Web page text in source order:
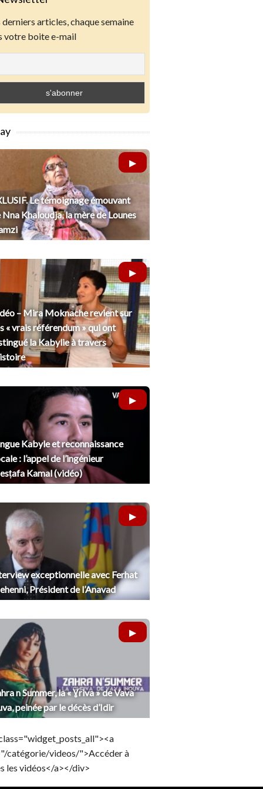
derniers articles, chaque semaine
votre boite e-mail
Le témoignage émouvant
Nna Khaloudja, la mère de Lounes
– Mira Moknache revient sur
« vrais référendum » qui ont
la Kabylie à travers
Kabyle et reconnaissance
: l’appel de l’ingénieur
Kamal (vidéo)
exceptionnelle avec Ferhat
Président de l’Anavad
n Summer, la « Ɣriva » de Vava
peinée par le décès d’Idir
catégorie/videos/">Accéder à
les vidéos</a></div>